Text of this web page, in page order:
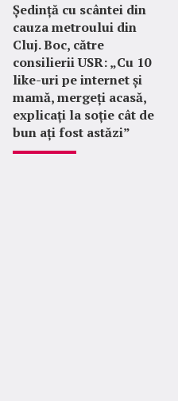
Ședință cu scântei din
cauza metroului din
Cluj. Boc, către
consilierii USR: „Cu 10
like-uri pe internet și
mamă, mergeți acasă,
explicați la soție cât de
bun ați fost astăzi”